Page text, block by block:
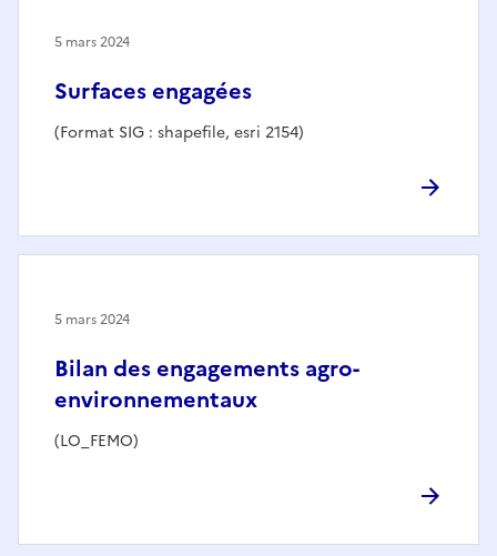
Surfaces engagées
(Format SIG : shapefile, esri 2154)
5 mars 2024
Bilan des engagements agro-
environnementaux
(LO_FEMO)
5 mars 2024